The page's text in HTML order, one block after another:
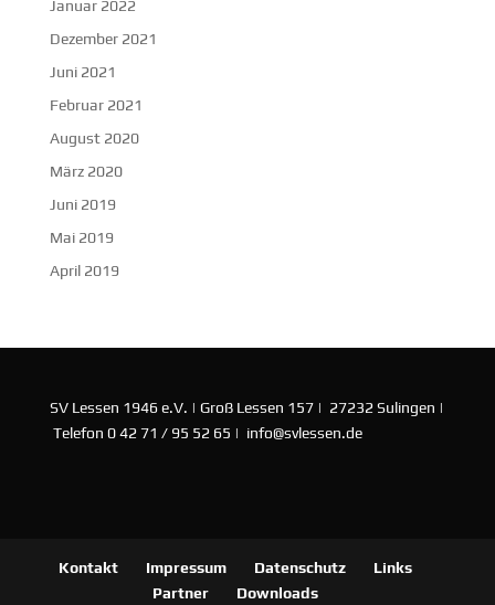
Januar 2022
Dezember 2021
Juni 2021
Februar 2021
August 2020
März 2020
Juni 2019
Mai 2019
April 2019
SV Lessen 1946 e.V. | Groß Lessen 157 | 27232 Sulingen |
Telefon 0 42 71 / 95 52 65 | info@svlessen.de
Kontakt Impressum Datenschutz
Links
Partner
Downloads